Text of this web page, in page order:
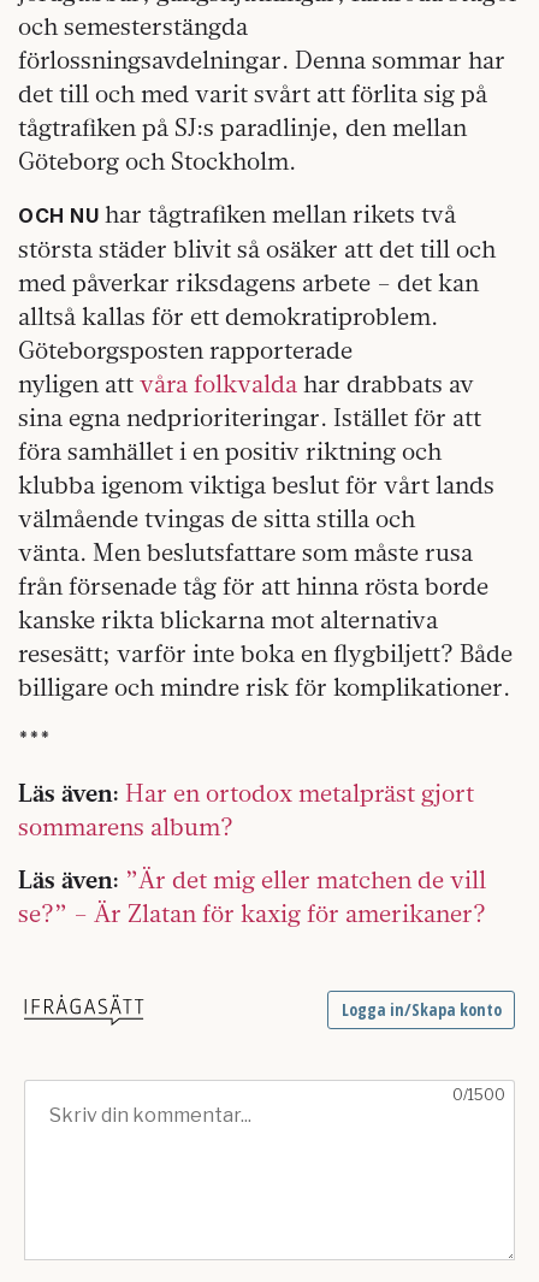
och semesterstängda
förlossningsavdelningar. Denna sommar har
det till och med varit svårt att förlita sig på
tågtrafiken på SJ:s paradlinje, den mellan
Göteborg och Stockholm.
OCH NU har tågtrafiken mellan rikets två
största städer blivit så osäker att det till och
med påverkar riksdagens arbete – det kan
alltså kallas för ett demokratiproblem.
Göteborgsposten rapporterade
nyligen att våra folkvalda har drabbats av
sina egna nedprioriteringar. Istället för att
föra samhället i en positiv riktning och
klubba igenom viktiga beslut för vårt lands
välmående tvingas de sitta stilla och
vänta. Men beslutsfattare som måste rusa
från försenade tåg för att hinna rösta borde
kanske rikta blickarna mot alternativa
resesätt; varför inte boka en flygbiljett? Både
billigare och mindre risk för komplikationer.
***
Läs även: Har en ortodox metalpräst gjort
sommarens album?
Läs även: ”Är det mig eller matchen de vill
se?” – Är Zlatan för kaxig för amerikaner?